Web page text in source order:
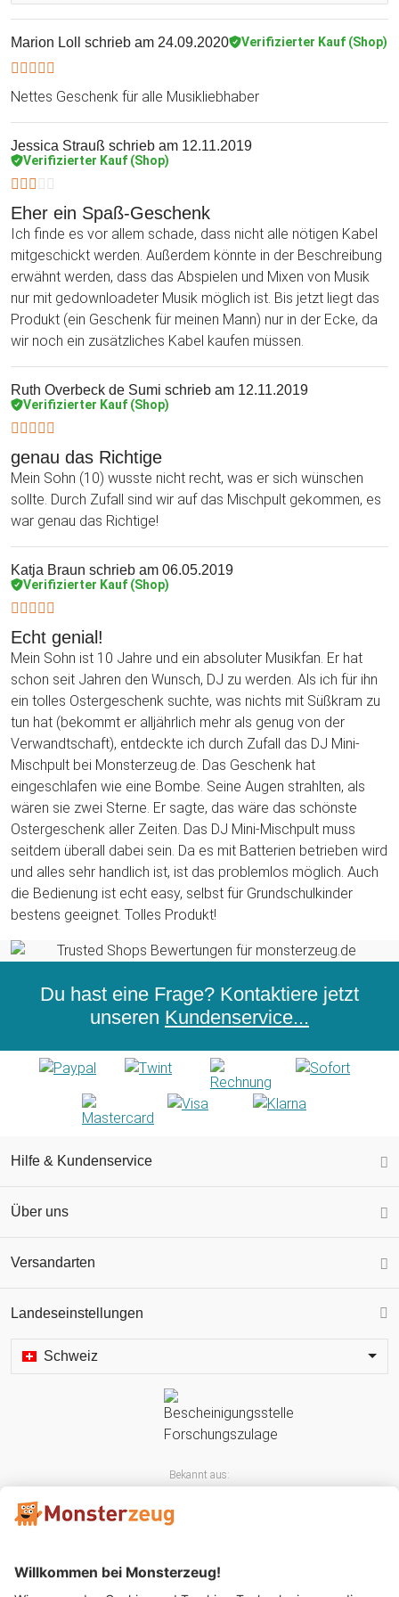
Marion Loll schrieb am 24.09.2020 Verifizierter Kauf (Shop)
Nettes Geschenk für alle Musikliebhaber
Jessica Strauß schrieb am 12.11.2019
Verifizierter Kauf (Shop)
Eher ein Spaß-Geschenk
Ich finde es vor allem schade, dass nicht alle nötigen Kabel
mitgeschickt werden. Außerdem könnte in der Beschreibung
erwähnt werden, dass das Abspielen und Mixen von Musik
nur mit gedownloadeter Musik möglich ist. Bis jetzt liegt das
Produkt (ein Geschenk für meinen Mann) nur in der Ecke, da
wir noch ein zusätzliches Kabel kaufen müssen.
Ruth Overbeck de Sumi schrieb am 12.11.2019
Verifizierter Kauf (Shop)
genau das Richtige
Mein Sohn (10) wusste nicht recht, was er sich wünschen
sollte. Durch Zufall sind wir auf das Mischpult gekommen, es
war genau das Richtige!
Katja Braun schrieb am 06.05.2019
Verifizierter Kauf (Shop)
Echt genial!
Mein Sohn ist 10 Jahre und ein absoluter Musikfan. Er hat
schon seit Jahren den Wunsch, DJ zu werden. Als ich für ihn
ein tolles Ostergeschenk suchte, was nichts mit Süßkram zu
tun hat (bekommt er alljährlich mehr als genug von der
Verwandtschaft), entdeckte ich durch Zufall das DJ Mini-
Mischpult bei Monsterzeug.de. Das Geschenk hat
eingeschlafen wie eine Bombe. Seine Augen strahlten, als
wären sie zwei Sterne. Er sagte, das wäre das schönste
Ostergeschenk aller Zeiten. Das DJ Mini-Mischpult muss
seitdem überall dabei sein. Da es mit Batterien betrieben wird
und alles sehr handlich ist, ist das problemlos möglich. Auch
die Bedienung ist echt easy, selbst für Grundschulkinder
bestens geeignet. Tolles Produkt!
Du hast eine Frage? Kontaktiere jetzt
unseren Kundenservice...
Hilfe & Kundenservice
Über uns
Versandarten
Landeseinstellungen
Schweiz
Bekannt aus: